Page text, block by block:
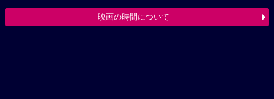
映画の時間について